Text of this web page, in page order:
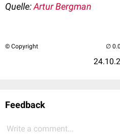
Quelle:Artur Bergman
© Copyright
Feedback
Write a comment...